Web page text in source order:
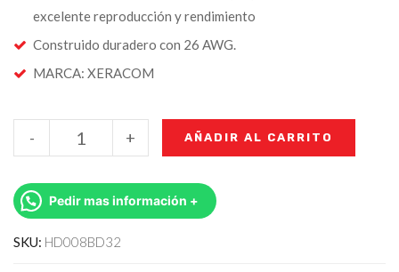
excelente reproducción y rendimiento
Construido duradero con 26 AWG.
MARCA: XERACOM
+
- AÑADIR AL CARRITO
Pedir mas información +
SKU: HD008BD32